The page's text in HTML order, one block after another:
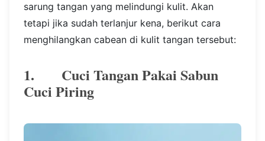
sarung tangan yang melindungi kulit. Akan
tetapi jika sudah terlanjur kena, berikut cara
menghilangkan cabean di kulit tangan tersebut:
1. Cuci Tangan Pakai Sabun
Cuci Piring